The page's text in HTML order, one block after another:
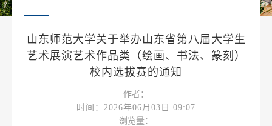
山东师范大学关于举办山东省第八届大学生
艺术展演艺术作品类（绘画、书法、篆刻）
校内选拔赛的通知
作者：
时间：2026年06月03日 09:07
浏览量：